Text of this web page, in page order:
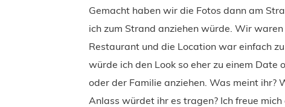
Gemacht haben wir die Fotos dann am
ich zum Strand anziehen würde. Wir
Restaurant und die Location war einfach
würde ich den Look so eher zu einem Date
oder der Familie anziehen. Was meint ihr?
Anlass würdet ihr es tragen? Ich freue